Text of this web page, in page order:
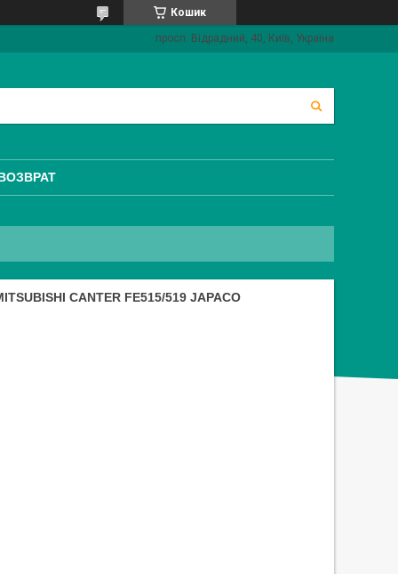
Кошик
просп. Відрадний, 40, Київ, Україна
CANTER FE515/519 JAPACO